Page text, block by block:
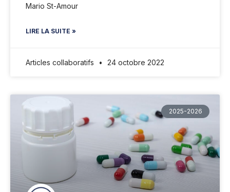
Mario St-Amour
LIRE LA SUITE »
Articles collaboratifs 24 octobre 2022
2025-2026